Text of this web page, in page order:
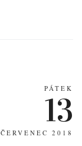
PÁTEK
13
ČERVENEC 2018